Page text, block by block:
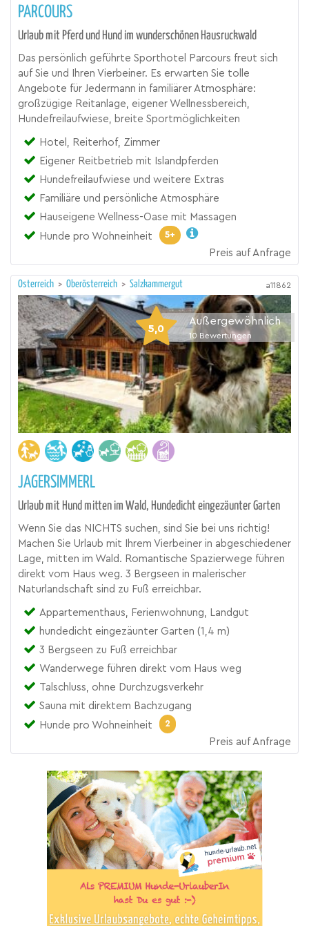
PARCOURS
Urlaub mit Pferd und Hund im wunderschönen Hausruckwald
Das persönlich geführte Sporthotel Parcours freut sich
auf Sie und Ihren Vierbeiner. Es erwarten Sie tolle
Angebote für Jedermann in familiärer Atmosphäre:
großzügige Reitanlage, eigener Wellnessbereich,
Hundefreilaufwiese, breite Sportmöglichkeiten
Hotel, Reiterhof, Zimmer
Eigener Reitbetrieb mit Islandpferden
Hundefreilaufwiese und weitere Extras
Familiäre und persönliche Atmosphäre
Hauseigene Wellness-Oase mit Massagen
Hunde pro Wohneinheit
5+
Preis auf Anfrage
Österreich > Oberösterreich > Salzkammergut a11862
5,0
Außergewöhnlich
10 Bewertungen
JAGERSIMMERL
Urlaub mit Hund mitten im Wald, Hundedicht eingezäunter Garten
Wenn Sie das NICHTS suchen, sind Sie bei uns richtig!
Machen Sie Urlaub mit Ihrem Vierbeiner in abgeschiedener
Lage, mitten im Wald. Romantische Spazierwege führen
direkt vom Haus weg. 3 Bergseen in malerischer
Naturlandschaft sind zu Fuß erreichbar.
Appartementhaus, Ferienwohnung, Landgut
hundedicht eingezäunter Garten (1,4 m)
3 Bergseen zu Fuß erreichbar
Wanderwege führen direkt vom Haus weg
Talschluss, ohne Durchzugsverkehr
Sauna mit direktem Bachzugang
Hunde pro Wohneinheit
2
Preis auf Anfrage